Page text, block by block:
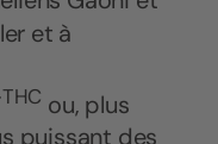
et à
ou, plus
puissant des